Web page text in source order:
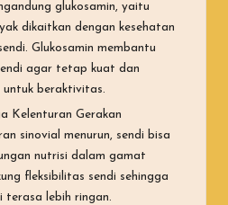
glukosamin, yaitu
dikaitkan dengan kesehatan
Glukosamin membantu
agar tetap kuat dan
untuk beraktivitas.
Kelenturan Gerakan
sinovial menurun, sendi bisa
nutrisi dalam gamat
fleksibilitas sendi sehingga
terasa lebih ringan.